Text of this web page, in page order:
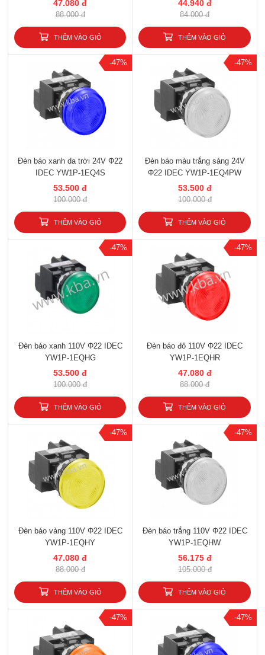
47.080 đ
88.000 đ
THÊM VÀO GIỎ
44.940 đ
84.000 đ
THÊM VÀO GIỎ
-47%
Đèn báo xanh da trời 24V Φ22
IDEC YW1P-1EQ4S
53.500 đ
100.000 đ
THÊM VÀO GIỎ
-47%
Đèn báo màu trắng sáng 24V
Φ22 IDEC YW1P-1EQ4PW
53.500 đ
100.000 đ
THÊM VÀO GIỎ
-47%
Đèn báo xanh 110V Φ22 IDEC
YW1P-1EQHG
53.500 đ
100.000 đ
THÊM VÀO GIỎ
-47%
Đèn báo đỏ 110V Φ22 IDEC
YW1P-1EQHR
47.080 đ
88.000 đ
THÊM VÀO GIỎ
-47%
Đèn báo vàng 110V Φ22 IDEC
YW1P-1EQHY
47.080 đ
88.000 đ
THÊM VÀO GIỎ
-47%
Đèn báo trắng 110V Φ22 IDEC
YW1P-1EQHW
56.175 đ
105.000 đ
THÊM VÀO GIỎ
-47% -47%